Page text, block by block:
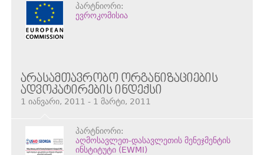
პარტნიორი:
ევროკომისია
ᲐᲠᲐᲡᲐᲛᲗᲐᲕᲠᲝᲑᲝ ᲝᲠᲒᲐᲜᲘᲖᲐᲪᲘᲔᲑᲘᲡ
ᲐᲓᲕᲝᲙᲐᲢᲘᲠᲔᲑᲘᲡ ᲘᲜᲓᲔᲥᲡᲘ
1 იანვარი, 2011 - 1 მარტი, 2011
პარტნიორი:
აღმოსავლეთ-დასავლეთის მენეჯმენტის
ინსტიტუტი (EWMI)